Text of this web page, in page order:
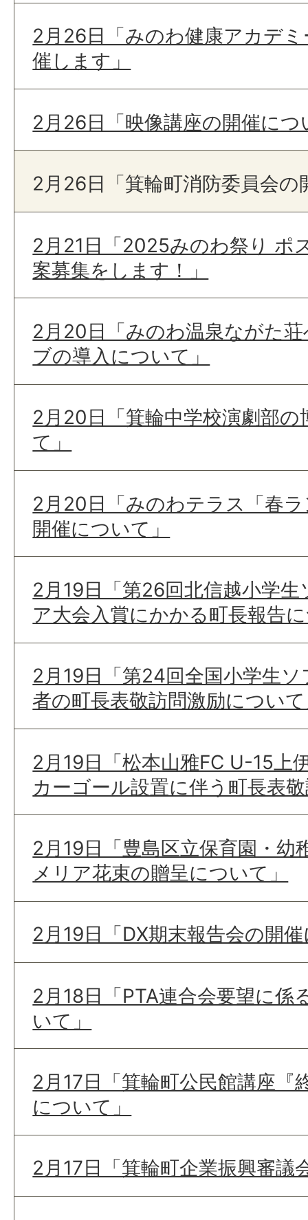
2月26日「みのわ健康アカデ
催します」
2月26日「映像講座の開催につ
2月26日「箕輪町消防委員会の
2月21日「2025みのわ祭り ポ
案募集をします！」
2月20日「みのわ温泉ながた
ブの導入について」
2月20日「箕輪中学校演劇部の
て」
2月20日「みのわテラス「春
開催について」
2月19日「第26回北信越小学
ア大会入賞にかかる町長報告
2月19日「第24回全国小学生
者の町長表敬訪問激励につい
2月19日「松本山雅FC U-15上
カーゴール設置に伴う町長表
2月19日「豊島区立保育園・幼
メリア花束の贈呈について」
2月19日「DX期末報告会の開
2月18日「PTA連合会要望に係
いて」
2月17日「箕輪町公民館講座『
について」
2月17日「箕輪町企業振興審議